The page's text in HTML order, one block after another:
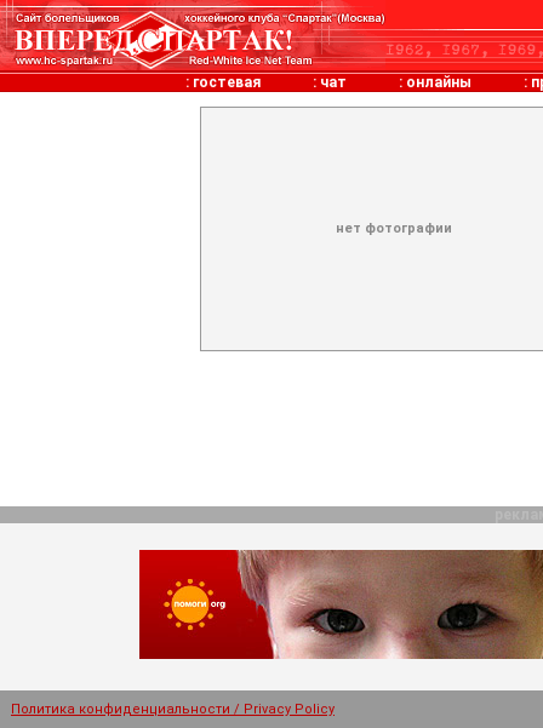
: гостевая : чат : онлайны :
нет фотографии
Политика конфиденциальности / Privacy Policy